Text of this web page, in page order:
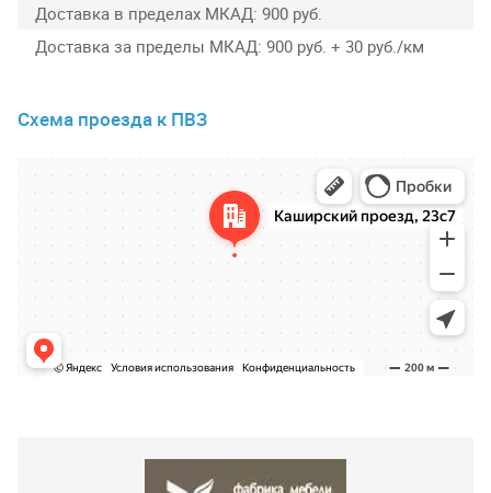
Доставка в пределах МКАД 900 руб.
Доставка за пределы МКАД 900 руб. + 30 руб./км
Схема проезда к ПВЗ